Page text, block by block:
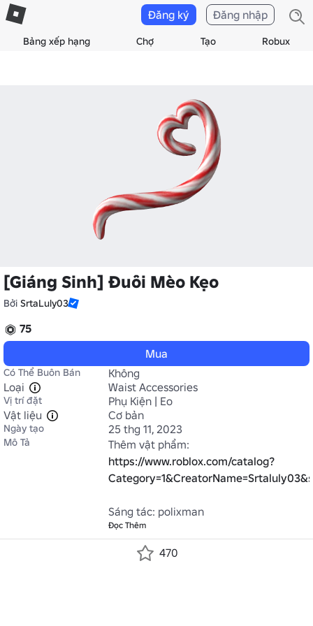
Bảng xếp hạng Chợ Tạo Robux
Đăng ký Đăng nhập
[Giáng Sinh] Đuôi Mèo Kẹo
Bởi SrtaLuly03
75
Mua
Có Thể Buôn Bán
Không
Loại
Waist Accessories
Vị trí đặt
Phụ Kiện | Eo
Vật liệu
Cơ bản
Ngày tạo 25 thg 11, 2023
Mô Tả
https://www.roblox.com/catalog?
Sáng tác: polixman
Đọc Thêm
470